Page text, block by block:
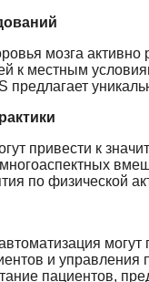
мозга
к местным
предлагает
привести к
по физической
и
пациентов,